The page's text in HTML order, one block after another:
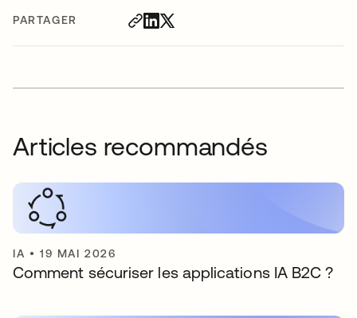
PARTAGER
Articles recommandés
IA •19 MAI 2026
Comment sécuriser les applications IA B2C ?